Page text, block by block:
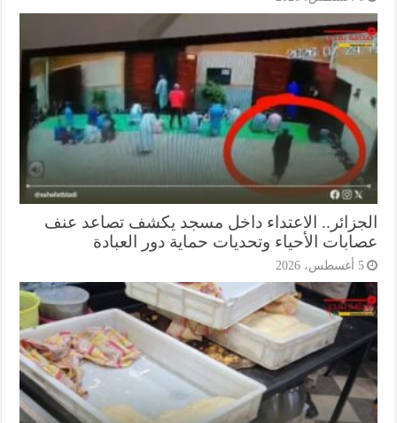
الاعتداء داخل مسجد يكشف تصاعد عنف
الأحياء وتحديات حماية دور العبادة